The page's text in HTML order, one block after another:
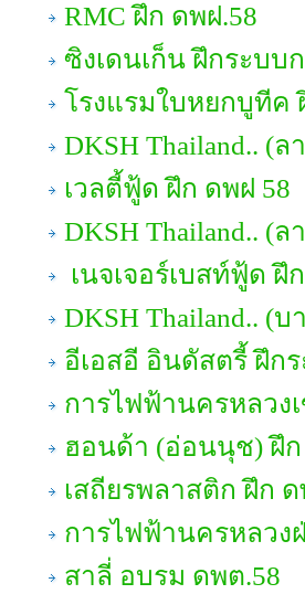
RMC ฝึก ดพฝ.58
ซิงเดนเก็น ฝึกระบ
โรงแรมใบหยกบูทีค
DKSH Thailand.. (
เวลตี้ฟู้ด ฝึก ดพฝ 58
DKSH Thailand.. (ล
เนจเจอร์เบสท์ฟู้ด ฝึ
DKSH Thailand.. (บ
อีเอสอี อินดัสตรี้ ฝึก
การไฟฟ้านครหลวง
ฮอนด้า (อ่อนนุช) ฝึก
เสถียรพลาสติก ฝึก ด
การไฟฟ้านครหลวง
สาลี่ อบรม ดพต.58